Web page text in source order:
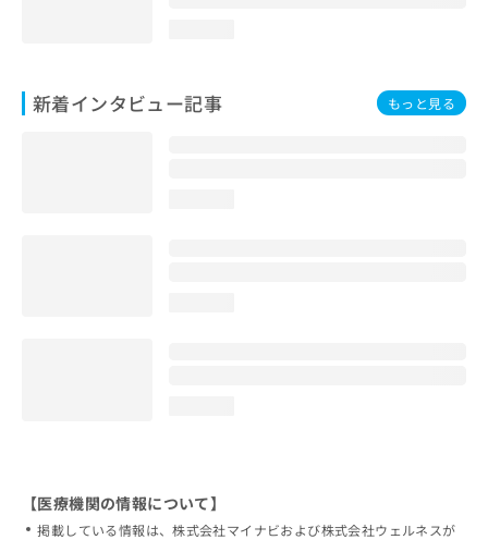
新着インタビュー記事 もっと見る
【医療機関の情報について】
掲載している情報は、株式会社マイナビおよび株式会社ウェルネスが